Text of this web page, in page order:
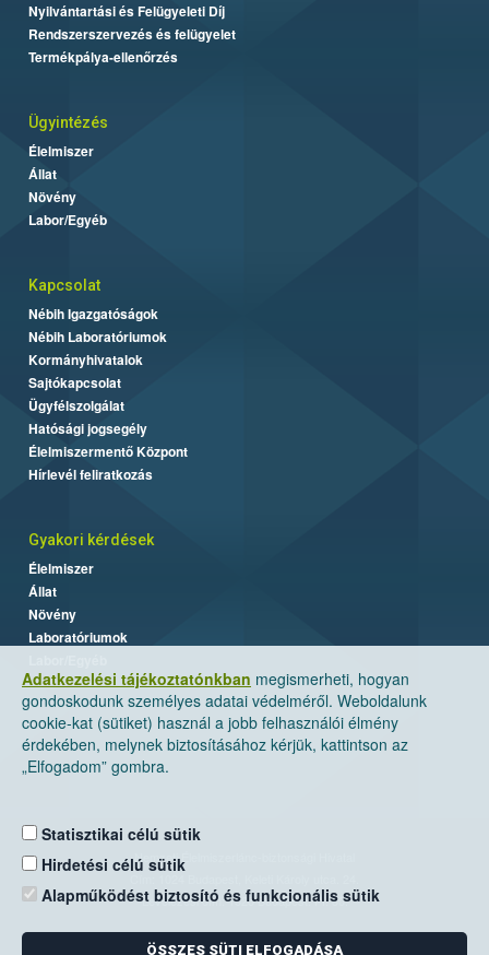
Adatkezelési tájékoztatónkban megismerheti, hogyan
gondoskodunk személyes adatai védelméről. Weboldalunk
cookie-kat (sütiket) használ a jobb felhasználói élmény
érdekében, melynek biztosításához kérjük, kattintson az
„Elfogadom” gombra.
Statisztikai célú sütik
Hirdetési célú sütik
Alapműködést biztosító és funkcionális sütik
ÖSSZES SÜTI ELFOGADÁSA
Nyilvántartási és Felügyeleti Díj
Rendszerszervezés és felügyelet
Termékpálya-ellenőrzés
Ügyintézés
Élelmiszer
Állat
Növény
Labor/Egyéb
Kapcsolat
Nébih Igazgatóságok
Nébih Laboratóriumok
Kormányhivatalok
Sajtókapcsolat
Ügyfélszolgálat
Hatósági jogsegély
Élelmiszermentő Központ
Hírlevél feliratkozás
Gyakori kérdések
Élelmiszer
Állat
Növény
Laboratóriumok
Nemzeti Élelmiszerlánc-biztonsági Hivatal
Levelezési cím: 1525 Budapest. Pf. 30.